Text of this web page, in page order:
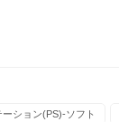
ション(PS)-ソフト